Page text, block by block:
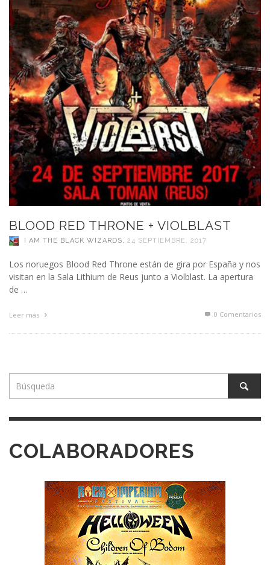
BLOOD RED THRONE + VIOLBLAST
I AM THE BLACK WIZARDS, 24 SEPTIEMBRE, 2017
Los noruegos Blood Red Throne están de gira por España y nos
visitan en la Sala Lithium de Reus junto a Violblast. La apertura
de …
Leer más 0 Comentarios
COLABORADORES